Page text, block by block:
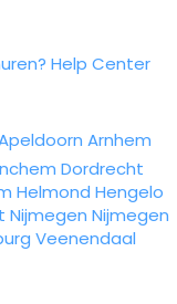
Help Center
Arnhem
Dordrecht
Helmond Hengelo
Nijmegen Nijmegen
Veenendaal